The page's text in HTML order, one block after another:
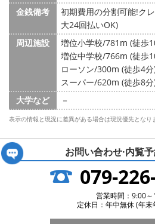
金銭備考
初期費用の分割可能!ク
大24回払いOK)
周辺施設
増位小学校/781m (徒歩
増位中学校/766m (徒歩
ローソン/300m (徒歩4
スーパー/620m (徒歩8
大学など
－
表示の情報と現況に差異がある場合は現況優先となり
お問い合わせ·内覧
079-
営業時間：9:00
定休日：年中無休 (年末